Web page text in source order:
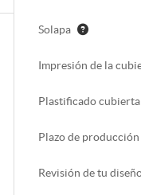
Solapa
Impresión de la
Plastificado cubierta
Plazo de producción
Revisión de tu